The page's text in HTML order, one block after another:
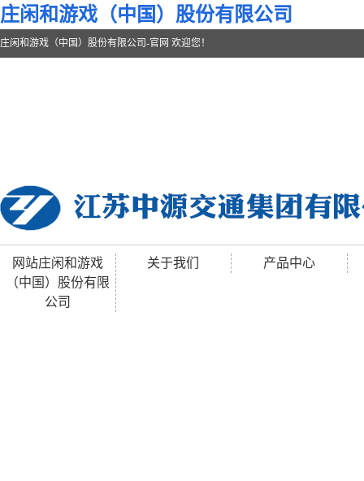
庄闲和游戏（中国）股份有限公司
庄闲和游戏（中国）股份有限公司-官网 欢迎您！
网站庄闲和游戏
（中国）股份有限
公司
关于我们 产品中心